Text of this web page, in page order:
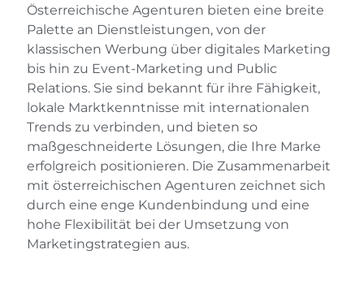
Österreichische Agenturen bieten eine breite
Palette an Dienstleistungen, von der
klassischen Werbung über digitales Marketing
bis hin zu Event-Marketing und Public
Relations. Sie sind bekannt für ihre Fähigkeit,
lokale Marktkenntnisse mit internationalen
Trends zu verbinden, und bieten so
maßgeschneiderte Lösungen, die Ihre Marke
erfolgreich positionieren. Die Zusammenarbeit
mit österreichischen Agenturen zeichnet sich
durch eine enge Kundenbindung und eine
hohe Flexibilität bei der Umsetzung von
Marketingstrategien aus.